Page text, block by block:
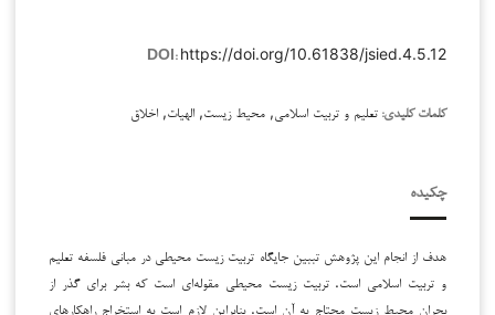
DOI: https://doi.org/10.61838/jsied.4.5.12
کلمات کلیدی: تعلیم و تربیت اسلامی, محیط زیست, الهیات, اخلاق
چکیده
هدف از انجام این پژوهش تببین جایگاه تربیت زیست محیطی در مبانی فلسفه تعلیم
و تربیت اسلامی است. تربیت زیست محیطی مقوله‌ای است که بشر برای گذر از
بحران محیط زیست محتاج به آن است. بنابراین لازم است به استخراج راهکارهای